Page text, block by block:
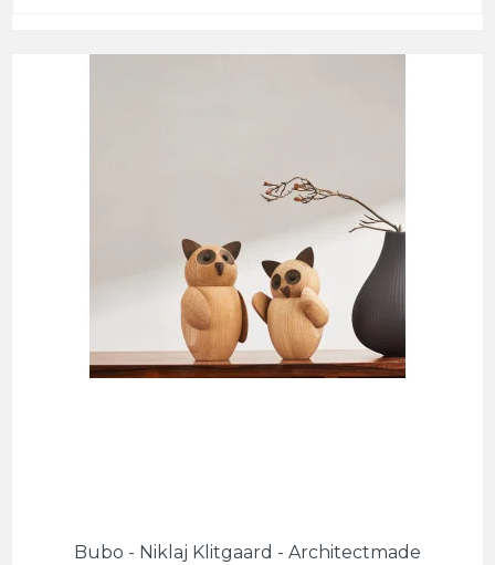
Bubo - Niklaj Klitgaard - Architectmade